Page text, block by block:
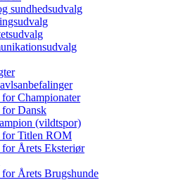
sundhedsudvalg
Championater
for Dansk
(vildtspor)
for Titlen ROM
for Årets Eksteriør
Årets Brugshunde